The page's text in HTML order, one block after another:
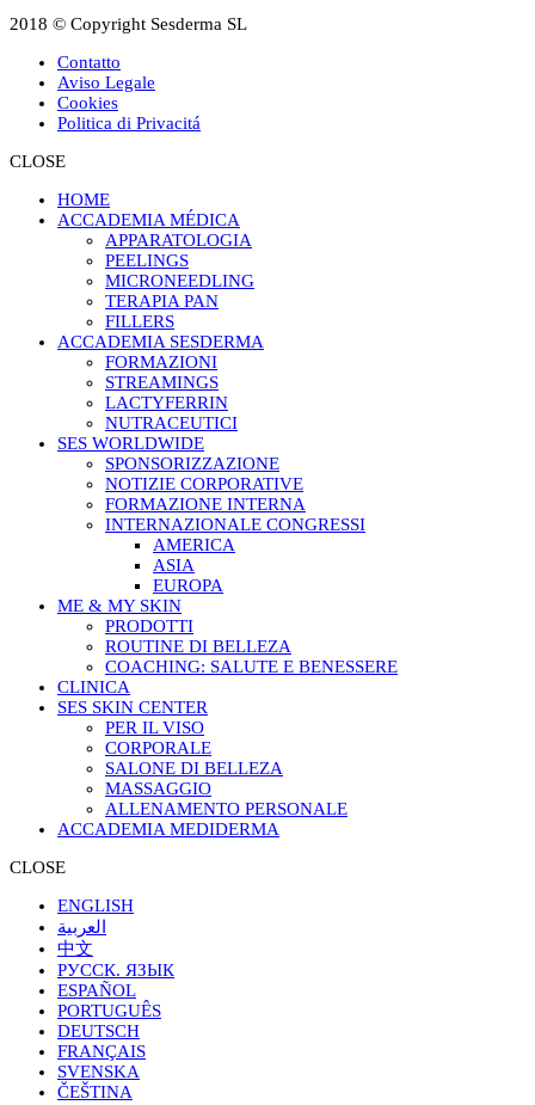
2018 © Copyright Sesderma SL
Contatto
Aviso Legale
Cookies
Politica di Privacitá
CLOSE
HOME
ACCADEMIA MÉDICA
APPARATOLOGIA
PEELINGS
MICRONEEDLING
TERAPIA PAN
FILLERS
ACCADEMIA SESDERMA
FORMAZIONI
STREAMINGS
LACTYFERRIN
NUTRACEUTICI
SES WORLDWIDE
SPONSORIZZAZIONE
NOTIZIE CORPORATIVE
FORMAZIONE INTERNA
INTERNAZIONALE CONGRESSI
AMERICA
ASIA
EUROPA
ME & MY SKIN
PRODOTTI
ROUTINE DI BELLEZA
COACHING: SALUTE E BENESSERE
CLINICA
SES SKIN CENTER
PER IL VISO
CORPORALE
SALONE DI BELLEZA
MASSAGGIO
ALLENAMENTO PERSONALE
ACCADEMIA MEDIDERMA
CLOSE
ENGLISH
العربية
中文
РУССК. ЯЗЫК
ESPAÑOL
PORTUGUÊS
DEUTSCH
FRANÇAIS
SVENSKA
ČEŠTINA